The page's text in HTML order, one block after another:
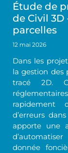
Étude de
de Civil
parcelles
12 mai 2026
Dans les
la gestion des
tracé 2D.
rapidement
d’erreurs
apporte une
donnée